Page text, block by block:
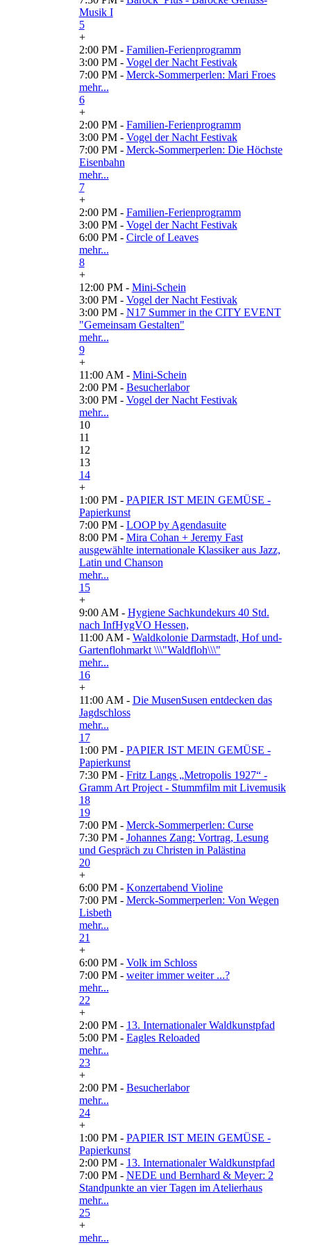
Musik I
5
+
2:00 PM - Familien-Ferienprogramm
3:00 PM - Vogel der Nacht Festivak
7:00 PM - Merck-Sommerperlen: Mari Froes
mehr...
6
+
2:00 PM - Familien-Ferienprogramm
3:00 PM - Vogel der Nacht Festivak
7:00 PM - Merck-Sommerperlen: Die Höchste
Eisenbahn
mehr...
7
+
2:00 PM - Familien-Ferienprogramm
3:00 PM - Vogel der Nacht Festivak
6:00 PM - Circle of Leaves
mehr...
8
+
12:00 PM - Mini-Schein
3:00 PM - Vogel der Nacht Festivak
3:00 PM - N17 Summer in the CITY EVENT
"Gemeinsam Gestalten"
mehr...
9
+
11:00 AM - Mini-Schein
2:00 PM - Besucherlabor
3:00 PM - Vogel der Nacht Festivak
mehr...
10
11
12
13
14
+
1:00 PM - PAPIER IST MEIN GEMÜSE -
Papierkunst
7:00 PM - LOOP by Agendasuite
8:00 PM - Mira Cohan + Jeremy Fast
ausgewählte internationale Klassiker aus Jazz,
Latin und Chanson
mehr...
15
+
9:00 AM - Hygiene Sachkundekurs 40 Std.
nach InfHygVO Hessen,
11:00 AM - Waldkolonie Darmstadt, Hof und-
Gartenflohmarkt \\\"Waldfloh\\\"
mehr...
16
+
11:00 AM - Die MusenSusen entdecken das
Jagdschloss
mehr...
17
1:00 PM - PAPIER IST MEIN GEMÜSE -
Papierkunst
7:30 PM - Fritz Langs „Metropolis 1927“ -
Gramm Art Project - Stummfilm mit Livemusik
18
19
7:00 PM - Merck-Sommerperlen: Curse
7:30 PM - Johannes Zang: Vortrag, Lesung
und Gespräch zu Christen in Palästina
20
+
6:00 PM - Konzertabend Violine
7:00 PM - Merck-Sommerperlen: Von Wegen
Lisbeth
mehr...
21
+
6:00 PM - Volk im Schloss
7:00 PM - weiter immer weiter ...?
mehr...
22
+
2:00 PM - 13. Internationaler Waldkunstpfad
5:00 PM - Eagles Reloaded
mehr...
23
+
2:00 PM - Besucherlabor
mehr...
24
+
1:00 PM - PAPIER IST MEIN GEMÜSE -
Papierkunst
2:00 PM - 13. Internationaler Waldkunstpfad
7:00 PM - NEDE und Bernhard & Meyer: 2
Standpunkte an vier Tagen im Atelierhaus
mehr...
25
+
mehr...